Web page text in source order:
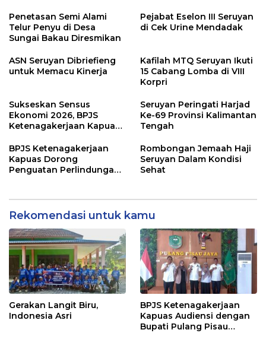
Ekosistem Desa, dan
Pekerja Rentan
Penetasan Semi Alami
Telur Penyu di Desa
Sungai Bakau Diresmikan
Pejabat Eselon III Seruyan
di Cek Urine Mendadak
ASN Seruyan Dibriefieng
untuk Memacu Kinerja
Kafilah MTQ Seruyan Ikuti
15 Cabang Lomba di VIII
Korpri
Sukseskan Sensus
Ekonomi 2026, BPJS
Ketenagakerjaan Kapuas
Petugas Lapangan
Seruyan Peringati Harjad
Ke-69 Provinsi Kalimantan
Tengah
BPJS Ketenagakerjaan
Kapuas Dorong
Penguatan Perlindungan
Rombongan Jemaah Haji
Seruyan Dalam Kondisi
Sehat
Rekomendasi untuk kamu
Gerakan Langit Biru,
Indonesia Asri
BPJS Ketenagakerjaan
Kapuas Audiensi dengan
Bupati Pulang Pisau